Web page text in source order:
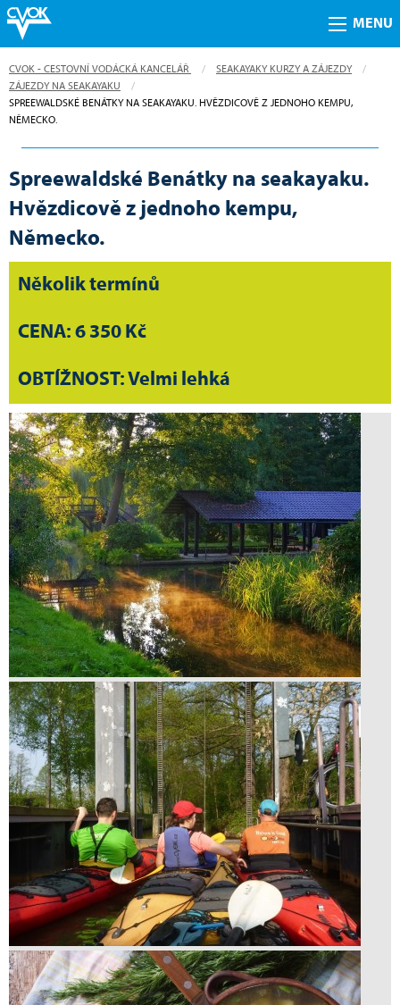
MENU
CVOK - CESTOVNÍ VODÁCKÁ KANCELÁŘ
SEAKAYAKY KURZY A ZÁJEZDY
ZÁJEZDY NA SEAKAYAKU
CURRENT:
SPREEWALDSKÉ BENÁTKY NA SEAKAYAKU. HVĚZDICOVĚ Z JEDNOHO KEMPU,
NĚMECKO.
Spreewaldské Benátky na seakayaku.
Hvězdicově z jednoho kempu,
Německo.
Několik termínů
CENA: 6 350 Kč
OBTÍŽNOST: Velmi lehká